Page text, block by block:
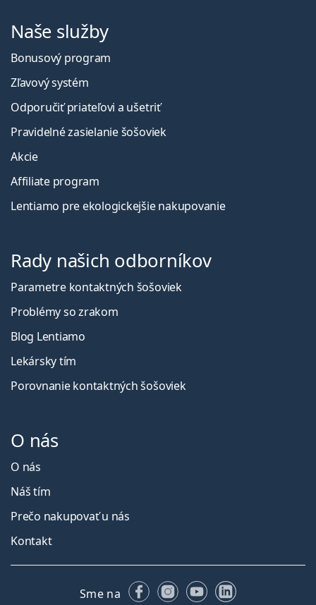
Naše služby
Bonusový program
Zľavový systém
Odporučiť priateľovi a ušetriť
Pravidelné zasielanie šošoviek
Akcie
Affiliate program
Lentiamo pre ekologickejšie nakupovanie
Rady našich odborníkov
Parametre kontaktných šošoviek
Problémy so zrakom
Blog Lentiamo
Lekársky tím
Porovnanie kontaktných šošoviek
O nás
O nás
Náš tím
Prečo nakupovať u nás
Kontakt
Sme na FacebookuInstagrame
YouTubeLinkedIn